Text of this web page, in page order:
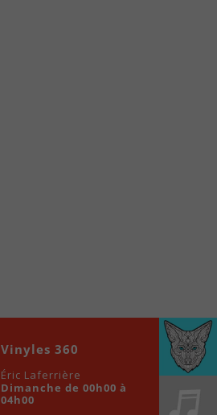
00:00
Vinyles 360
Éric Laferrière
Dimanche de 00h00 à
04h00